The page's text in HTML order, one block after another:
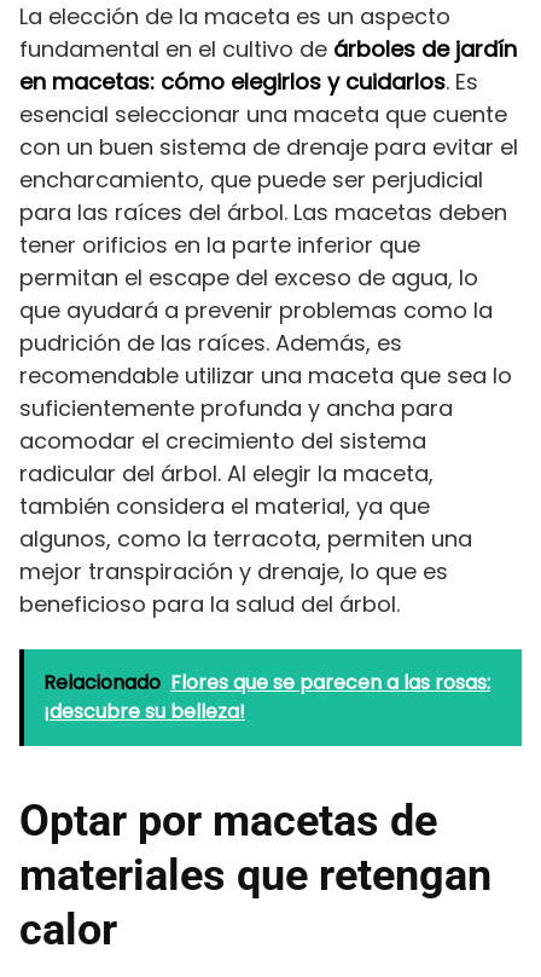
La elección de la maceta es un aspecto
fundamental en el cultivo de árboles de jardín
en macetas: cómo elegirlos y cuidarlos. Es
esencial seleccionar una maceta que cuente
con un buen sistema de drenaje para evitar el
encharcamiento, que puede ser perjudicial
para las raíces del árbol. Las macetas deben
tener orificios en la parte inferior que
permitan el escape del exceso de agua, lo
que ayudará a prevenir problemas como la
pudrición de las raíces. Además, es
recomendable utilizar una maceta que sea lo
suficientemente profunda y ancha para
acomodar el crecimiento del sistema
radicular del árbol. Al elegir la maceta,
también considera el material, ya que
algunos, como la terracota, permiten una
mejor transpiración y drenaje, lo que es
beneficioso para la salud del árbol.
Relacionado Flores que se parecen a las rosas:
¡descubre su belleza!
Optar por macetas de
materiales que retengan
calor